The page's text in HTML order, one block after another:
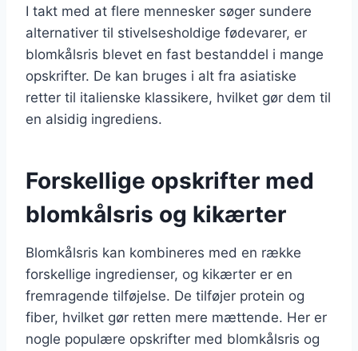
I takt med at flere mennesker søger sundere
alternativer til stivelsesholdige fødevarer, er
blomkålsris blevet en fast bestanddel i mange
opskrifter. De kan bruges i alt fra asiatiske
retter til italienske klassikere, hvilket gør dem til
en alsidig ingrediens.
Forskellige opskrifter med
blomkålsris og kikærter
Blomkålsris kan kombineres med en række
forskellige ingredienser, og kikærter er en
fremragende tilføjelse. De tilføjer protein og
fiber, hvilket gør retten mere mættende. Her er
nogle populære opskrifter med blomkålsris og